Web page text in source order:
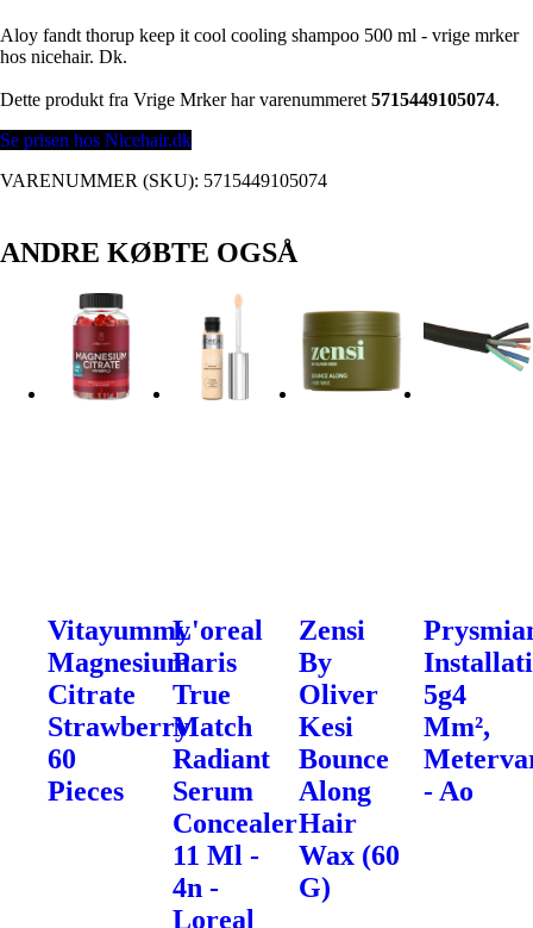
Aloy fandt thorup keep it cool cooling shampoo 500 ml - vrige mrker
hos nicehair. Dk.
Dette produkt fra Vrige Mrker har varenummeret 5715449105074.
Se prisen hos Nicehair.dk
VARENUMMER (SKU): 5715449105074
ANDRE KØBTE OGSÅ
Vitayummy
Magnesium
Citrate
Strawberry
60
Pieces
L'oreal
Paris
True
Match
Radiant
Serum
Concealer
11 Ml -
4n -
Loreal
Zensi
By
Oliver
Kesi
Bounce
Along
Hair
Wax (60
G)
5g4
Mm²,
- Ao